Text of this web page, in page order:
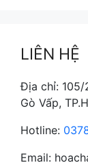
LIÊN HỆ
Địa chỉ: 105/
Gò Vấp,
Hotline:
Email: